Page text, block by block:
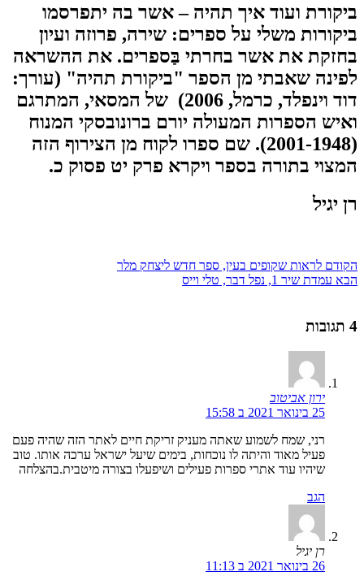
ביקורת ועוד איך תהיה– אשר בה יתפרסמו
ביקורות משלי על ספרים: שירה, פרוזה ועיון
בחזקת את אשר בחרתי בַּספרים. את ההשראה
לפינה שאבתי מן הספר "ביקורת תהיה" (עורך:
דוד וינפלד, כרמל, 2006) של המסאי, המתרגם
ואיש הספרות המעולה יורם ברונובסקי המנוח
(2001-1948). שם ספרו לקוח מן הצירוף הזה
המצוי בתורה בספר ויקרא פרק יט פסוק כ.
רן יגיל
הקודם לראות שקופים בעין, ספר חדש ליצחק מלר
הבא עמדת שיר 1, נפל דבר, טלי וייס
4 תגובות
ירון אביטוב
25 בינואר 2021 ב 15:58
רני, שמח לשמוע שאתה מעניק זריקת חיים לאתר הזה שהיה פעם
פעיל מאוד והיתה לו נוכחות, בימים שיעל ישראל ערכה אותו. טוב
שיהיו עוד אתרי ספרות פעילים ושיפעלו בצורה מיטבית.בהצלחה
הגב
רן יגיל
26 בינואר 2021 ב 11:13